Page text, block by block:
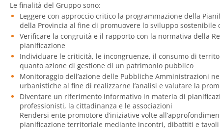
Le finalità del Gruppo sono:
Leggere con approccio critico la programmazione della
della Provincia al fine di promuovere lo sviluppo
Verificare la congruità e il rapporto con la normativa della
pianificazione
Individuare le criticità, le incongruenze, il consumo di
quanto azione di gestione di un patrimonio pubblico
Monitoraggio dell’azione delle Pubbliche Amministrazioni
urbanistiche al fine di realizzarne l’analisi e valutare la
Diventare un riferimento informativo in materia di
professionisti, la cittadinanza e le associazioni
Rendersi ente promotore d’iniziative volte
pianificazione territoriale mediante incontri, dibattiti e